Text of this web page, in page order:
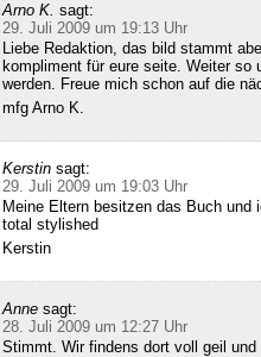
Arno K. sagt:
29. Juli 2009 um 19:13 Uhr
Liebe Redaktion, das bild stammt
kompliment für eure seite. Weiter so
werden. Freue mich schon auf die
mfg Arno K.
Kerstin sagt:
29. Juli 2009 um 19:03 Uhr
Meine Eltern besitzen das Buch
total stylished
Kerstin
Anne sagt:
28. Juli 2009 um 12:27 Uhr
Stimmt. Wir findens dort voll geil und